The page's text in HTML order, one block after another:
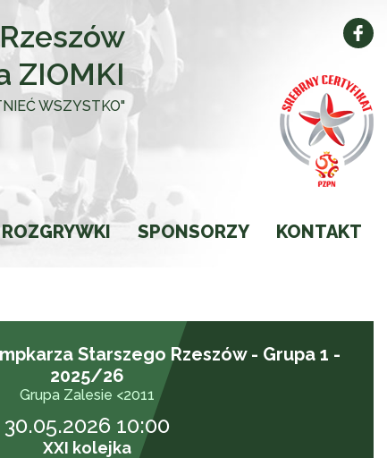
ZIOMKI
WSZYSTKO"
ROZGRYWKI
Wyniki
Ligi
SPONSORZY KONTAKT
Starszego Rzeszów - Grupa 1 -
2025/26
Grupa Zalesie <2011
30.05.2026 10:00
XXI kolejka